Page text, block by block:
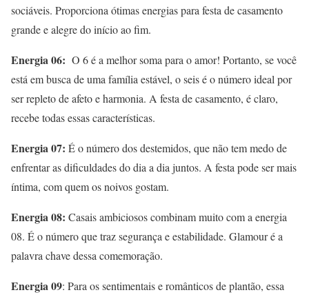
sociáveis. Proporciona ótimas energias para festa de casamento
grande e alegre do início ao fim.
Energia 06: O 6 é a melhor soma para o amor! Portanto, se você
está em busca de uma família estável, o seis é o número ideal por
ser repleto de afeto e harmonia. A festa de casamento, é claro,
recebe todas essas características.
Energia 07: É o número dos destemidos, que não tem medo de
enfrentar as dificuldades do dia a dia juntos. A festa pode ser mais
íntima, com quem os noivos gostam.
Energia 08: Casais ambiciosos combinam muito com a energia
08. É o número que traz segurança e estabilidade. Glamour é a
palavra chave dessa comemoração.
Energia 09: Para os sentimentais e românticos de plantão, essa